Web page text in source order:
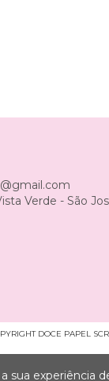
sua experiência
Verde - São
DOCE PAPEL